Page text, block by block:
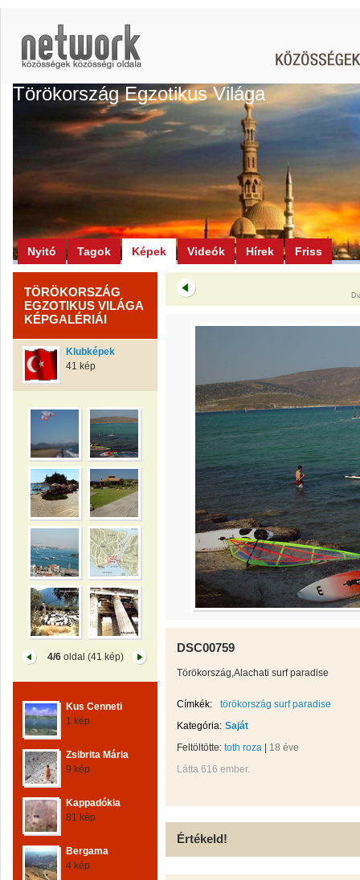
Törökország Egzotikus Világa
Nyitó Tagok Képek Videók Hírek Friss
TÖRÖKORSZÁG
EGZOTIKUS VILÁGA
KÉPGALÉRIÁI
Klubképek
41 kép
4/6oldal (41 kép)
Kus Cenneti
1 kép
Zsibrita Mária
9 kép
Kappadókia
81 kép
Bergama
4 kép
DSC00759
Törökország,Alachati surf paradise
Címkék:
törökország surf paradise
Kategória: Saját
Feltöltötte: toth roza
18 éve
Látta 616 ember.
Értékeld!